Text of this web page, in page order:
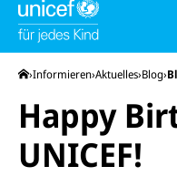
Startseite
Informieren Aktuelles Blog
Happy
UNICEF!